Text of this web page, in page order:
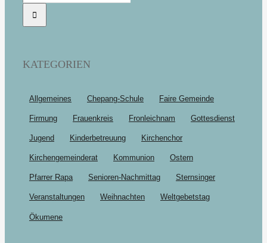
nach:
KATEGORIEN
Allgemeines Chepang-Schule Faire Gemeinde
Firmung Frauenkreis Fronleichnam Gottesdienst
Jugend Kinderbetreuung Kirchenchor
Kirchengemeinderat Kommunion Ostern
Pfarrer Rapa Senioren-Nachmittag Sternsinger
Veranstaltungen Weihnachten Weltgebetstag
Ökumene